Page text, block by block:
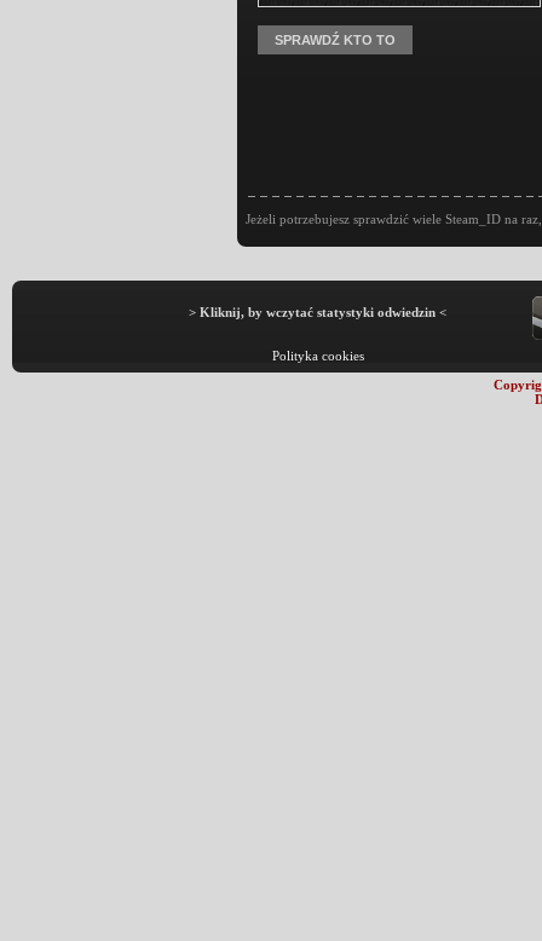
Jeżeli potrzebujesz sprawdzić wiele Steam_ID na
> Kliknij, by wczytać statystyki odwiedzin <
Polityka cookies